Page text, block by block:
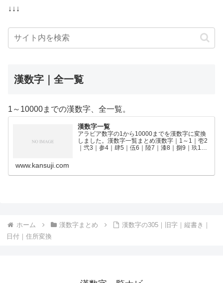
↓↓↓
漢数字｜全一覧
1～10000までの漢数字、全一覧。
漢数字一覧
アラビア数字の1から10000までを漢数字に変換
しました。漢数字一覧まとめ漢数字｜1～1｜壱2
｜弐3｜参4｜肆5｜伍6｜陸7｜漆8｜捌9｜玖10
www.kansuji.com
ホーム 漢数字まとめ
漢数字の305｜旧字｜縦書き｜
日付｜住所変換